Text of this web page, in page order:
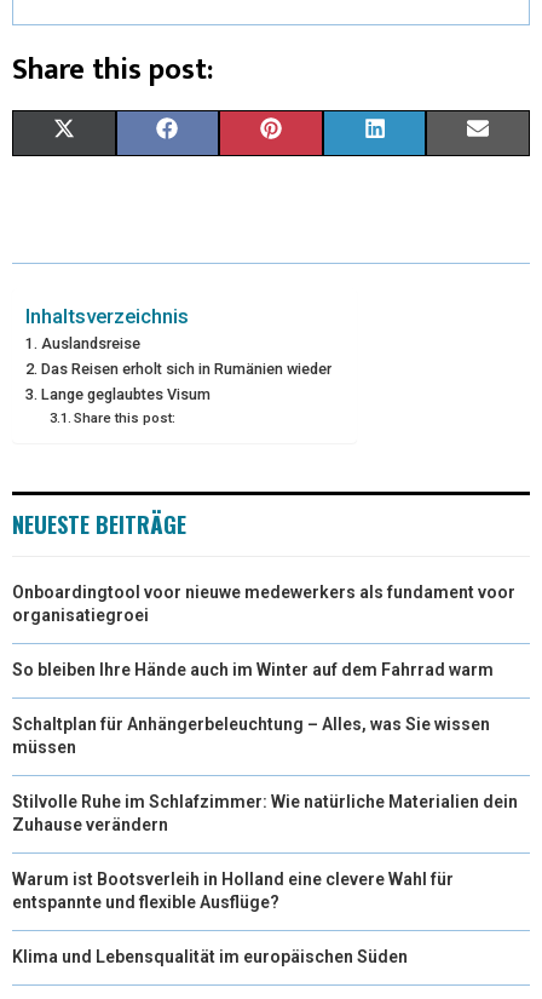
Share this post:
W
T
T
)
E
O
T K I
Inhaltsverzeichnis
Auslandsreise
Das Reisen erholt sich in Rumänien wieder
Lange geglaubtes Visum
Share this post:
NEUESTE BEITRÄGE
Onboardingtool voor nieuwe medewerkers als fundament voor
organisatiegroei
So bleiben Ihre Hände auch im Winter auf dem Fahrrad warm
Schaltplan für Anhängerbeleuchtung – Alles, was Sie wissen
müssen
Stilvolle Ruhe im Schlafzimmer: Wie natürliche Materialien dein
Zuhause verändern
Warum ist Bootsverleih in Holland eine clevere Wahl für
entspannte und flexible Ausflüge?
Klima und Lebensqualität im europäischen Süden